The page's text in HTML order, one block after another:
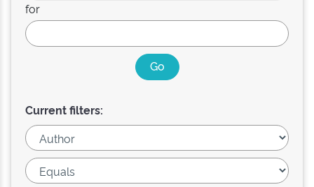
for
Current filters: